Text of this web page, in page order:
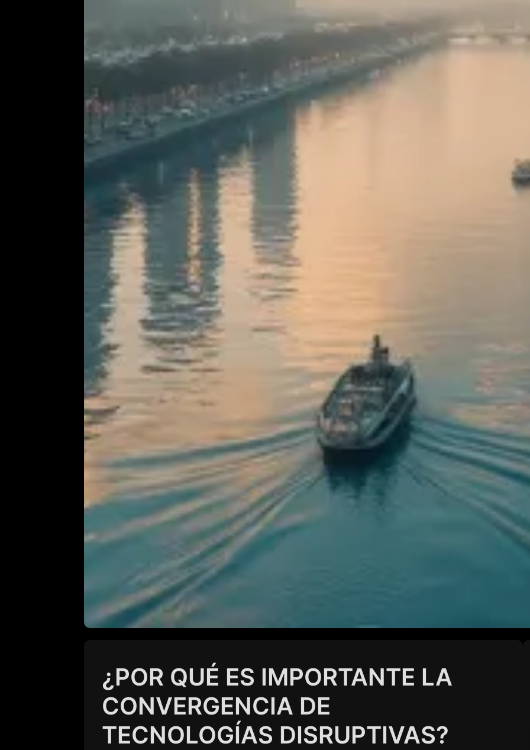
¿POR QUÉ ES IMPORTANTE LA
CONVERGENCIA DE
TECNOLOGÍAS DISRUPTIVAS?